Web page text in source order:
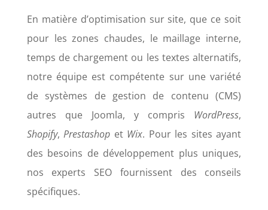
En matière d’optimisation sur site, que ce soit
pour les zones chaudes, le maillage interne,
temps de chargement ou les textes alternatifs,
notre équipe est compétente sur une variété
de systèmes de gestion de contenu (CMS)
autres que Joomla, y compris WordPress,
Shopify,Prestashop et Wix. Pour les sites ayant
des besoins de développement plus uniques,
nos experts SEO fournissent des conseils
spécifiques.